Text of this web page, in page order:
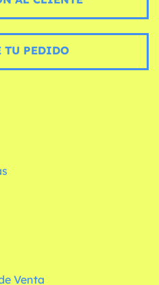
TU PEDIDO
Venta